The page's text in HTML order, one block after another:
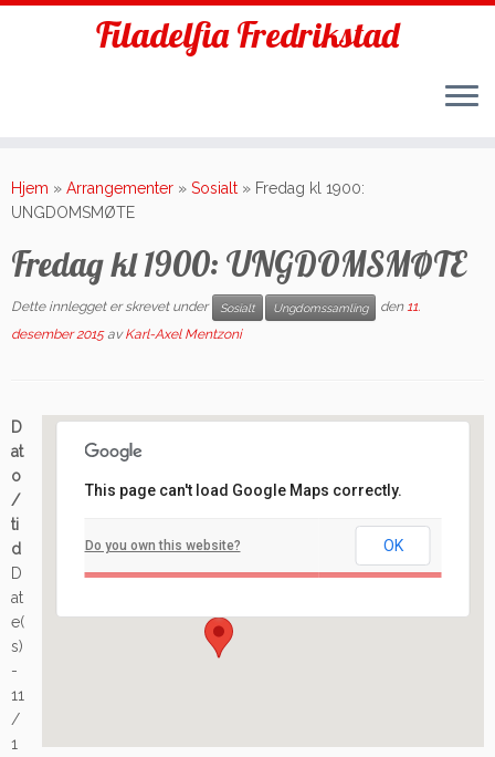
to
content
Filadelfia Fredrikstad
Hjem » Arrangementer » Sosialt » Fredag kl 1900:
UNGDOMSMØTE
Fredag kl 1900: UNGDOMSMØTE
Dette innlegget er skrevet under Sosialt Ungdomssamling den 11.
desember 2015 avKarl-Axel Mentzoni
Arrangement
This page can't load Google Maps correctly.
Do you own this website? OK
D
at
o
/
ti
d
D
at
e(
s)
-
11
/
1